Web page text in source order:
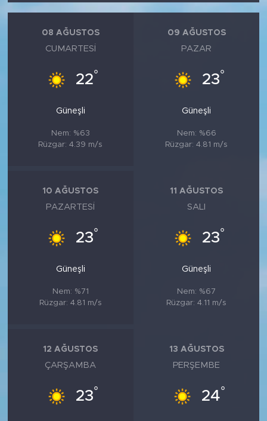
08 AĞUSTOS
CUMARTESI
22°
Güneşli
Nem: %63
Rüzgar: 4.39 m/s
09 AĞUSTOS
PAZAR
23°
Güneşli
Nem: %66
Rüzgar: 4.81 m/s
10 AĞUSTOS
PAZARTESI
23°
Güneşli
Nem: %71
Rüzgar: 4.81 m/s
11 AĞUSTOS
SALI
23°
Güneşli
Nem: %67
Rüzgar: 4.11 m/s
12 AĞUSTOS
ÇARŞAMBA
23°
13 AĞUSTOS
PERŞEMBE
24°